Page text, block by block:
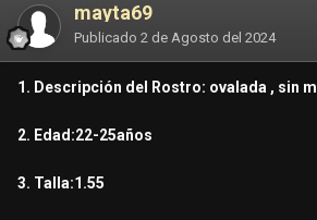
mayta69
Publicado 2 de Agosto del 2024
1. Descripción del Rostro: ovalada , sin
2. Edad:22-25años
3. Talla:1.55